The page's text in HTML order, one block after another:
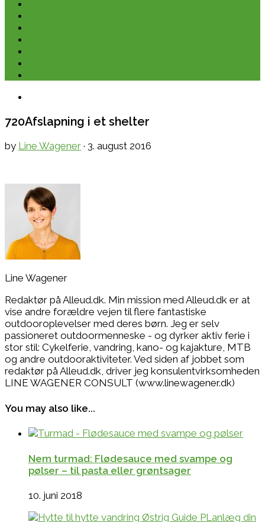
720Afslapning i et shelter
by Line Wagener · 3. august 2016
Line Wagener
Redaktør på Alleud.dk. Min mission med Alleud.dk er at
vise andre forældre vejen til flere fantastiske
outdooroplevelser med deres børn. Jeg er selv
passioneret outdoormenneske - og dyrker aktiv ferie i
stor stil: Cykelferie, vandring, kano- og kajakture, MTB
og andre outdooraktiviteter. Ved siden af jobbet som
redaktør på Alleud.dk, driver jeg konsulentvirksomheden
LINE WAGENER CONSULT (www.linewagener.dk)
You may also like...
Nem turmad: Flødesauce med svampe og
pølser – til pasta eller grøntsager
10. juni 2018